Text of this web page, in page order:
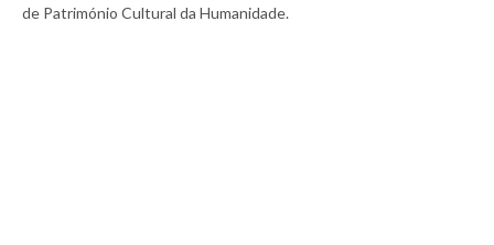
de Património Cultural da Humanidade.